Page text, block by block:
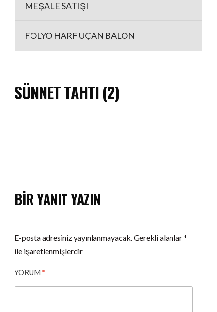
MEŞALE SATIŞI
FOLYO HARF UÇAN BALON
SÜNNET TAHTI (2)
BIR YANIT YAZIN
E-posta adresiniz yayınlanmayacak.Gerekli alanlar*
ile işaretlenmişlerdir
YORUM *